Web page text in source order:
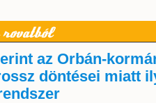
az Orbán-
döntései miatt